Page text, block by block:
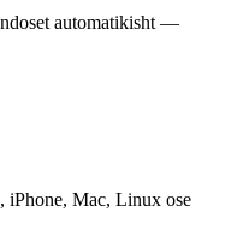
automatikisht —
iPhone, Mac, Linux ose